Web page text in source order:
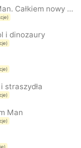
Spider-Man. Całkiem nowy dzień
i dinozaury
straszydła
Man